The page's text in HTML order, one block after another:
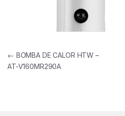
Navegação de artigos
← BOMBA DE CALOR HTW –
AT-V160MR290A